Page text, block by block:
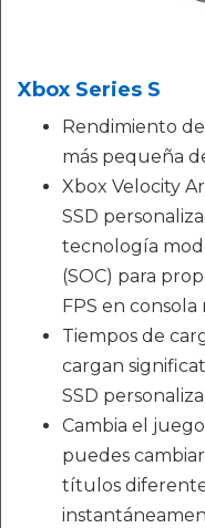
Xbox Series S
Rendimiento
más pequeña
Xbox Velocity
SSD
tecnología
(SOC) para
FPS en
Tiempos de
cargan
SSD
Cambia el
puedes
títulos